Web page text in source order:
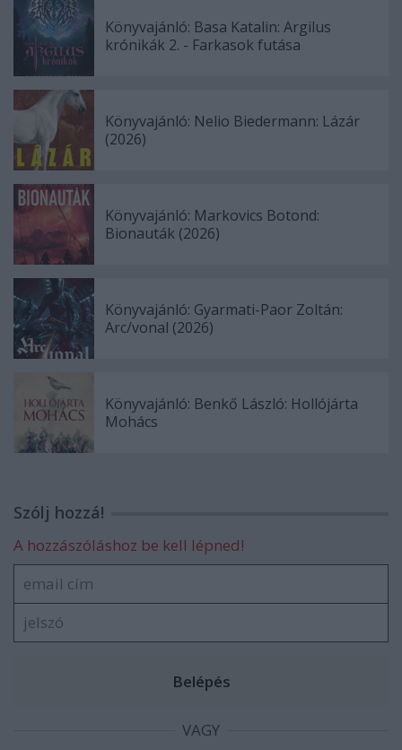
Könyvajánló: Basa Katalin: Argilus
krónikák 2. - Farkasok futása
Könyvajánló: Nelio Biedermann: Lázár
(2026)
Könyvajánló: Markovics Botond:
Bionauták (2026)
Könyvajánló: Gyarmati-Paor Zoltán:
Arc/vonal (2026)
Könyvajánló: Benkő László: Hollójárta
Mohács
Szólj hozzá!
A hozzászóláshoz be kell lépned!
VAGY